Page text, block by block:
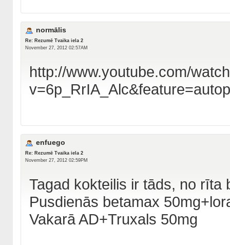
normālis
Re: Rezumē Tvaika iela 2
November 27, 2012 02:57AM
http://www.youtube.com/
enfuego
Re: Rezumē Tvaika iela 2
November 27, 2012 02:59PM
Tagad kokteilis ir tāds, no rīta
Pusdienās betamax
Vakarā AD+Truxals 50mg